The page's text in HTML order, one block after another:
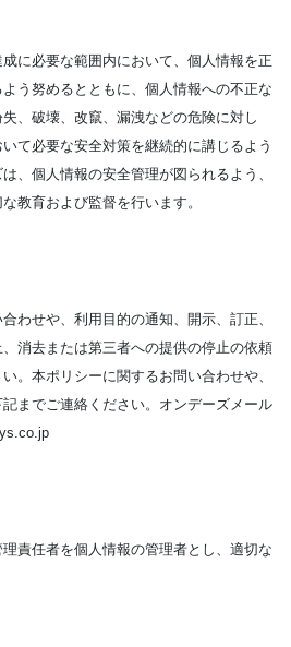
に必要な範囲内において、個人情報を正
う努めるとともに、個人情報への不正な
、破壊、改竄、漏洩などの危険に対し
て必要な安全対策を継続的に講じるよう
、個人情報の安全管理が図られるよう、
教育および監督を行います。
わせや、利用目的の通知、開示、訂正、
消去または第三者への提供の停止の依頼
。本ポリシーに関するお問い合わせや、
までご連絡ください。オンデーズメール
責任者を個人情報の管理者とし、適切な